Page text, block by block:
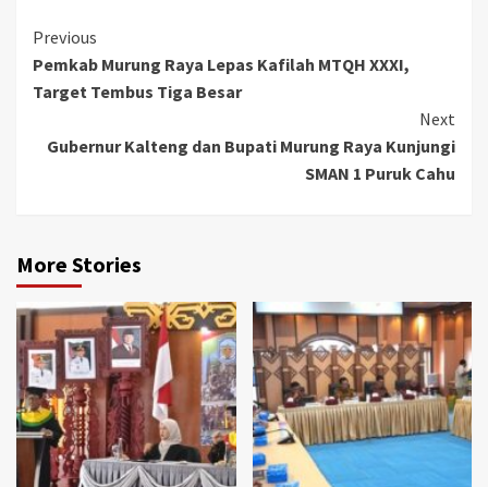
Continue
Reading
Previous
Pemkab Murung Raya Lepas Kafilah MTQH XXXI,
Target Tembus Tiga Besar
Next
Gubernur Kalteng dan Bupati Murung Raya Kunjungi
SMAN 1 Puruk Cahu
More Stories